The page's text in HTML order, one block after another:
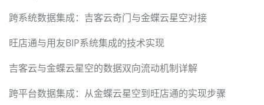
跨系统数据集成：吉客云奇门与金蝶云星空对接
旺店通与用友BIP系统集成的技术实现
吉客云与金蝶云星空的数据双向流动机制详解
跨平台数据集成：从金蝶云星空到旺店通的实现步骤